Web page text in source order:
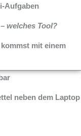
Aufgaben
welches Tool?
mit einem
neben dem Laptop